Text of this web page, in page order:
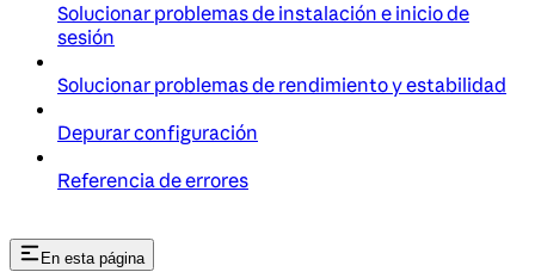
Solucionar problemas de instalación e inicio de
sesión
Solucionar problemas de rendimiento y estabilidad
Depurar configuración
Referencia de errores
En esta página